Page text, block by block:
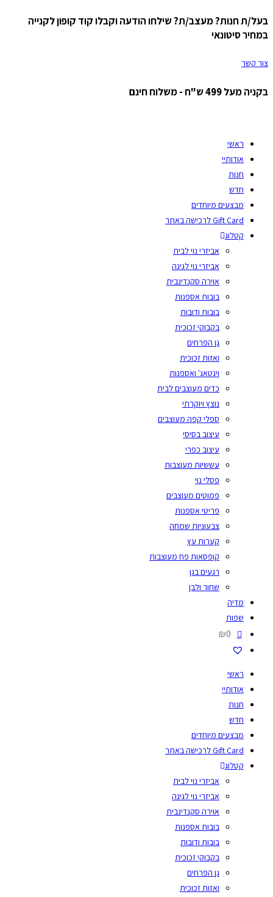
Skip
to
בעל/ת חנות? מעצב/ת? שילחו הודעה וקבלו קוד קופון לקנייה
במחיר סיטונאי
צור קשר
בקניה מעל 499 ש"ח - משלוח חינם
ראשי
אודותיי
חנות
חדש
מבצעים מיוחדים
Gift Card לרכישה באתר
קטלוג
אביזרי נוי לבית
אביזרי נוי לגינה
אוירה סקנדינבית
בובות אספנות
בובות ודובות
בקבוקי זכוכית
גן הפרחים
ואזות זכוכית
וינטאג' ואספנות
כדים מעוצבים לבית
נוצץ ויוקרתי
ספלי קפה מעוצבים
עיצוב בסיסי
עיצוב כפרי
עששיות מעוצבות
פסלי נוי
פמוטים מעוצבים
פריטי אספנות
צבעוניות שמחה
קערות עץ
קופסאות פח מעוצבות
רגעים בגן
שחור ולבן
מדיה
שפות
₪0
ראשי
אודותיי
חנות
חדש
מבצעים מיוחדים
Gift Card לרכישה באתר
קטלוג
אביזרי נוי לבית
אביזרי נוי לגינה
אוירה סקנדינבית
בובות אספנות
בובות ודובות
בקבוקי זכוכית
גן הפרחים
ואזות זכוכית